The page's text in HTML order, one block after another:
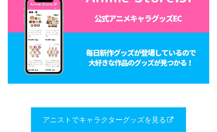
アニストでキャラクターグッズを見る